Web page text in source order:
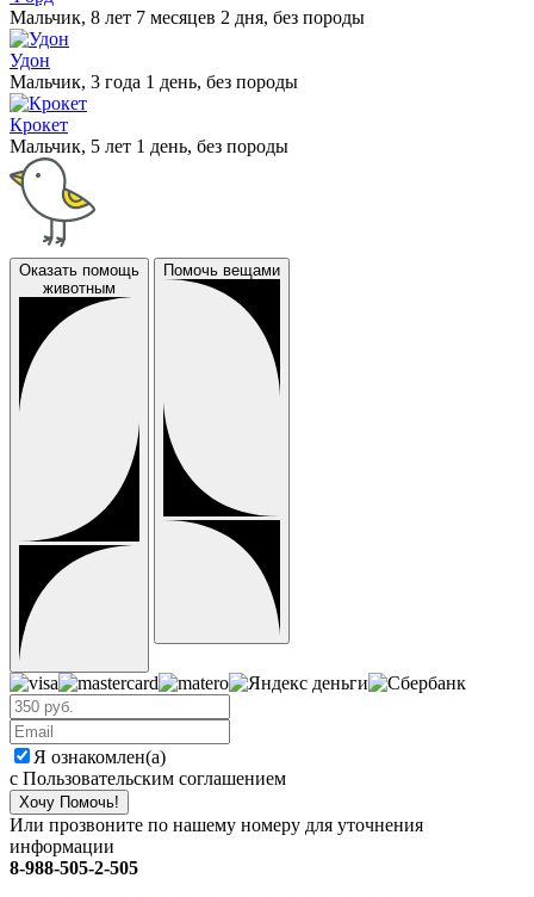
Мальчик, 8 лет 7 месяцев 2 дня, без породы
Удон
Мальчик, 3 года 1 день, без породы
Крокет
Мальчик, 5 лет 1 день, без породы
Оказать помощь
животным
Помочь вещами
Я ознакомлен(а)
с Пользовательским соглашением
Хочу Помочь!
Или прозвоните по нашему номеру для уточнения
информации
8-988-505-2-505